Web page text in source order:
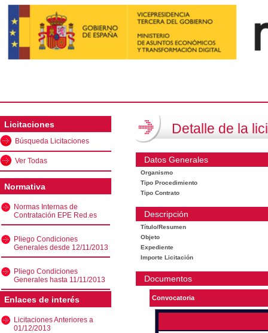
Licitaciones
Búsqueda Licitaciones
Ver Todas
Normativa
Normas Internas de
Contratación EPE Red.es
Pliego Condiciones
Generales desde 12/11/2013
Pliego Condiciones
Generales hasta 11/11/2013
Enlaces de interés
Licitaciones Anteriores a
01/12/2013
Detalle de la
Datos Generales
Organismo
Tipo Procedimiento
Tipo Contrato
Descripción
Título/Resumen
Objeto
Expediente
Importe Licitación
Documentos
Convocatoria